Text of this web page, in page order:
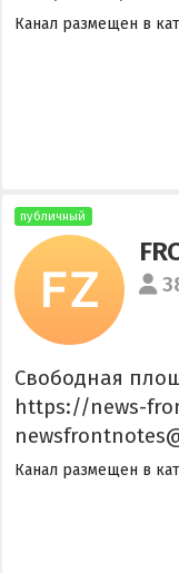
Канал размещен в
публичный
Свободная
https://news-
Канал размещен в